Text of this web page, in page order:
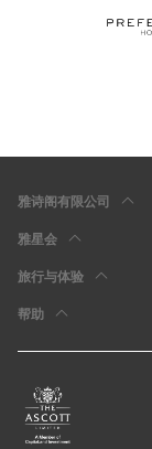
雅诗阁有限公司
雅星会
旅行与体验
帮助